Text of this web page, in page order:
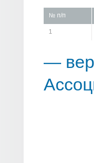
№ п/п
1
—